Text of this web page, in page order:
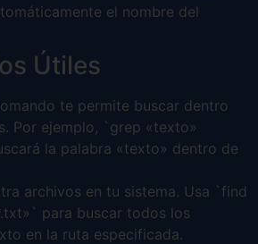
el nombre del
Útiles
te permite buscar dentro
Por ejemplo, `grep «texto»
la palabra «texto» dentro de
archivos en tu sistema. Usa `find
para buscar todos los
en la ruta especificada.